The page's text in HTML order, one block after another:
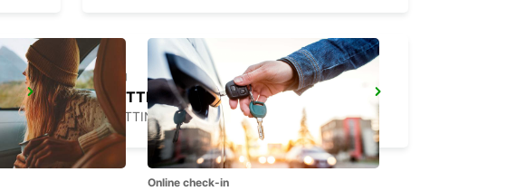
NOTTINGHAM
NOTTINGHAM - UNITED KINGDOM
Online check-in